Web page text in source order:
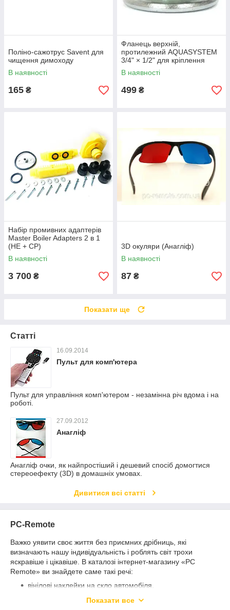
Поліно-сажотрус Savent для
чищення димоходу
В наявності
165 ₴
Фланець верхній,
протилежний AQUASYSTEM
3/4" × 1/2" для кріплення
прохідної мембрани
В наявності
499 ₴
Набір промивних адаптерів
Master Boiler Adapters 2 в 1
(HE + CP)
В наявності
3 700 ₴
3D окуляри (Анагліф)
В наявності
87 ₴
Показати ще
Статті
16.09.2014
Пульт для комп'ютера
Пульт для управління комп'ютером - незамінна річ вдома і на
роботі.
27.09.2012
Анагліф
Анагліф очки, як найпростіший і дешевий спосіб домогтися
стереоефекту (3D) в домашніх умовах.
Дивитися всі статті
PC-Remote
Важко уявити своє життя без приємних дрібниць, які
визначають нашу індивідуальність і роблять світ трохи
яскравіше і цікавіше. В каталозі інтернет-магазину «PC
Remote» ви знайдете саме такі речі:
вінілові наклейки на скло автомобіля,
великі м'які іграшки (з гіпоалергенних матеріалів),
Показати все